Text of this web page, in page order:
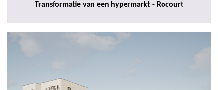
Transformatie van een hypermarkt - Rocourt